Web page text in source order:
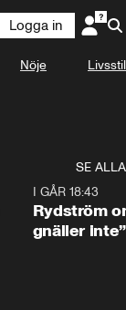
Logga in
Nöje Livsstil
SE ALLA
I GÅR 18:43
Rydström
gnäller inte”